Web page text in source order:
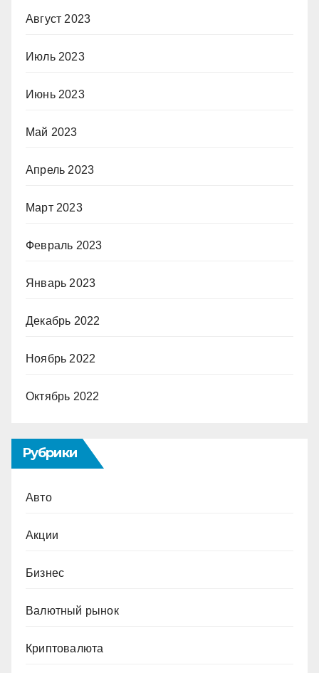
Август 2023
Июль 2023
Июнь 2023
Май 2023
Апрель 2023
Март 2023
Февраль 2023
Январь 2023
Декабрь 2022
Ноябрь 2022
Октябрь 2022
Рубрики
Авто
Акции
Бизнес
Валютный рынок
Криптовалюта